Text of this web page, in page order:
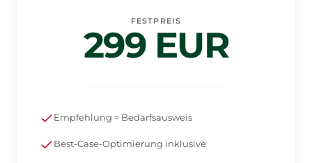
FESTPREIS
299 EUR
Empfehlung = Bedarfsausweis
Best-Case-Optimierung inklusive